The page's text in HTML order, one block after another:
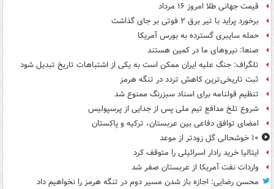
قیمت جهانی طلا امروز ۱۶ مرداد
برخورد پراید با تیر برق ۲ فوتی بر جای گذاشت
حمله سایبری گسترده به بورس آمریکا
صنعا: نیروهای ما در کمین‌ هستند
تلگراف: جنگ علیه ایران ممکن است به یکی از اشتباهات تاریخ تبدیل شود
ثبت تاریخی‌ترین کاهش تردد در تنگه هرمز
تنظیم قولنامه برای اسناد سبزرنگ ممنوع شد
شروع تلخ مدافع تیم ملی پس از جدایی از پرسپولیس
امضای توافق دفاعی بین عربستان، ترکیه و پاکستان
۱۰ خوشحالی گل زودتر از موعد
ایتالیا خرید رادار اسرائیلی را متوقف کرد
واردات نفت آمریکا از عربستان صفر شد
محسن رضایی: اجازه باز شدن مسیر دوم در تنگه هرمز را نخواهیم داد